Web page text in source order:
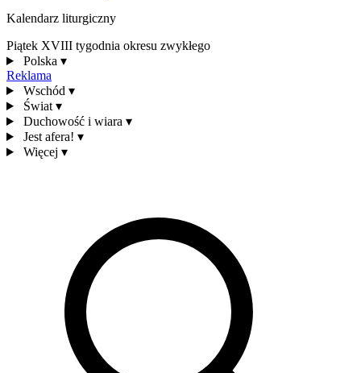
Kalendarz liturgiczny
Piątek XVIII tygodnia okresu zwykłego
Polska ▾
Reklama
Wschód ▾
Świat ▾
Duchowość i wiara ▾
Jest afera! ▾
Więcej ▾